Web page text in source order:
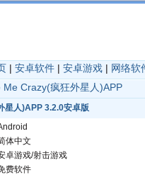
| 安卓软件 | 安卓游戏 | 网络软
Me Crazy(疯狂外星人)APP
人)APP 3.2.0安卓版
体中文
卓游戏/射击游戏
费软件